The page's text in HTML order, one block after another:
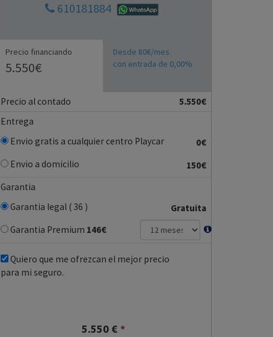
610181884
Precio financiando
5.550€
Desde 80€/mes
con entrada de 0,00%
Precio al contado
5.550€
Entrega
Envio gratis a cualquier centro Playcar
0€
Envio a domicilio
150€
Garantia
Garantia legal ( 36 )
Gratuita
Garantia Premium 146€
Quiero que me ofrezcan el mejor precio
para mi seguro.
5.550 € *